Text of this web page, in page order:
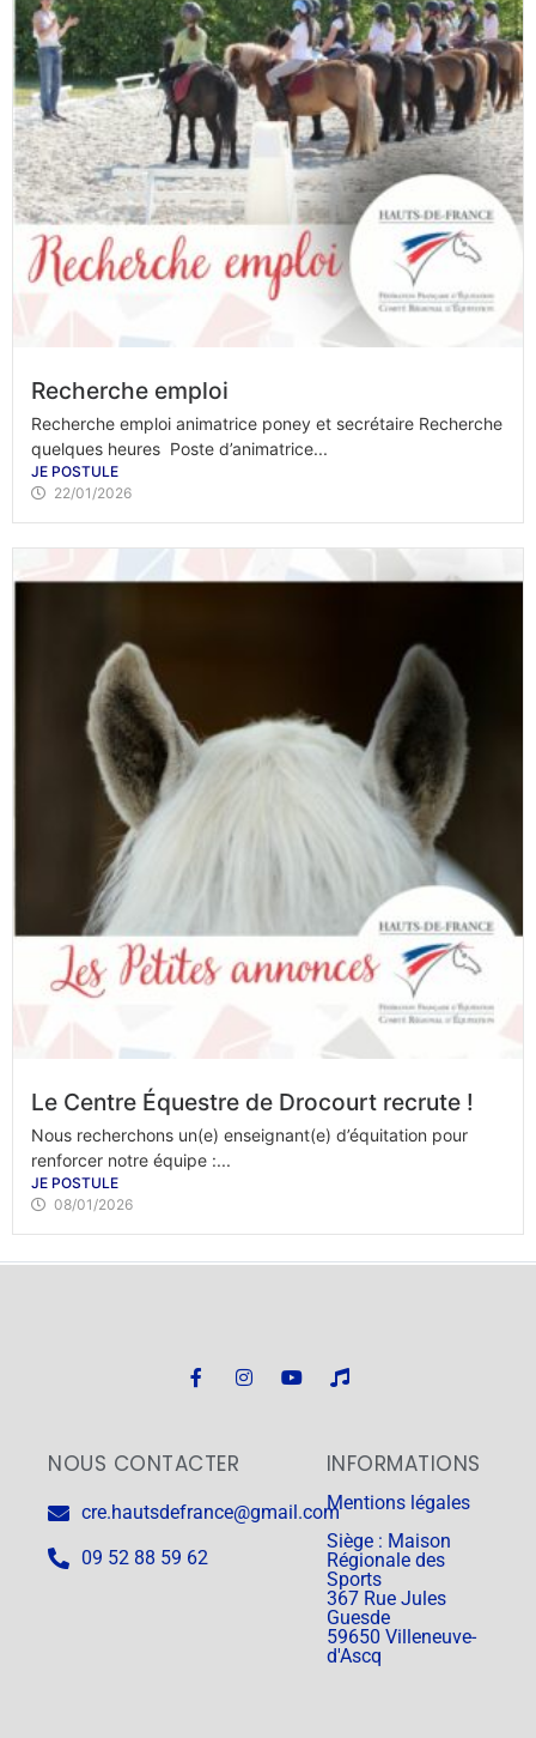
Recherche emploi
Recherche emploi animatrice poney et secrétaire Recherche
quelques heures Poste d’animatrice...
JE POSTULE
22/01/2026
Le Centre Équestre de Drocourt recrute !
Nous recherchons un(e) enseignant(e) d’équitation pour
renforcer notre équipe :...
JE POSTULE
08/01/2026
NOUS CONTACTER
cre.hautsdefrance@gmail.com
09 52 88 59 62
INFORMATIONS
Mentions légales
Siège : Maison
Régionale des
Sports
367 Rue Jules
Guesde
59650 Villeneuve-
d'Ascq